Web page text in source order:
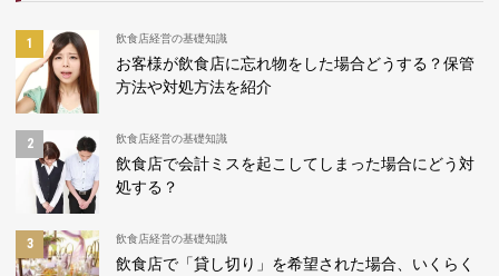
飲食店経営の基礎知識
お客様が飲食店に忘れ物をした場合どうする？保管
方法や対処方法を紹介
飲食店経営の基礎知識
飲食店で会計ミスを起こしてしまった場合にどう対
処する？
飲食店経営の基礎知識
飲食店で「貸し切り」を希望された場合、いくらく